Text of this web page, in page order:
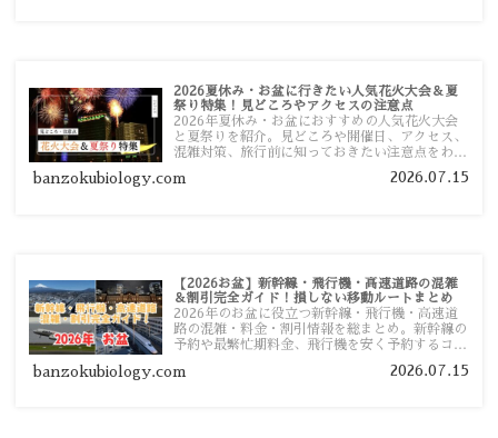
2026夏休み・お盆に行きたい人気花火大会＆夏
祭り特集！見どころやアクセスの注意点
2026年夏休み・お盆におすすめの人気花火大会
と夏祭りを紹介。見どころや開催日、アクセス、
混雑対策、旅行前に知っておきたい注意点をわか
banzokubiology.com 2026.07.15
【2026お盆】新幹線・飛行機・高速道路の混雑
＆割引完全ガイド！損しない移動ルートまとめ
2026年のお盆に役立つ新幹線・飛行機・高速道
路の混雑・料金・割引情報を総まとめ。新幹線の
予約や最繁忙期料金、飛行機を安く予約するコ
い移動方法を分かりやすく解説します。
banzokubiology.com 2026.07.15